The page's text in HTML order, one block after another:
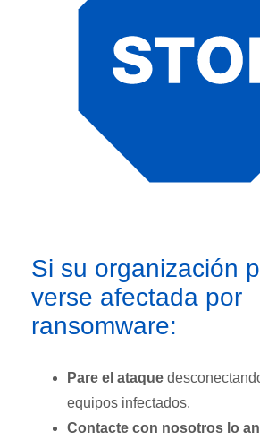
Si su organización
verse afectada por
ransomware:
Pare el ataque
equipos infectados.
Contacte con nosotros lo